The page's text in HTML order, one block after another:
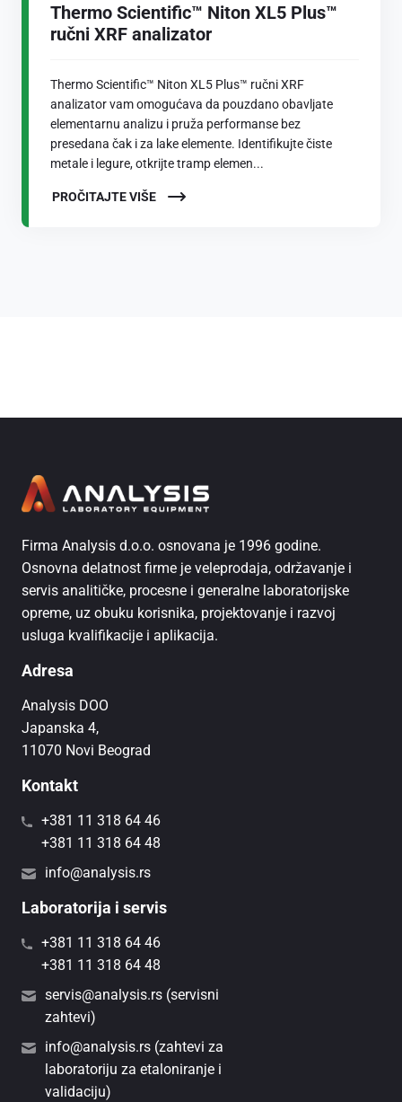
Thermo Scientific™ Niton XL5 Plus™
ručni XRF analizator
Thermo Scientific™ Niton XL5 Plus™ ručni XRF
analizator vam omogućava da pouzdano obavljate
elementarnu analizu i pruža performanse bez
presedana čak i za lake elemente. Identifikujte čiste
metale i legure, otkrijte tramp elemen...
PROČITAJTE VIŠE
Firma Analysis d.o.o. osnovana je 1996 godine.
Osnovna delatnost firme je veleprodaja, održavanje i
servis analitičke, procesne i generalne laboratorijske
opreme, uz obuku korisnika, projektovanje i razvoj
usluga kvalifikacije i aplikacija.
Adresa
Analysis DOO
Japanska 4,
11070 Novi Beograd
Kontakt
+381 11 318 64 46
+381 11 318 64 48
info@analysis.rs
Laboratorija i servis
+381 11 318 64 46
+381 11 318 64 48
servis@analysis.rs (servisni
zahtevi)
info@analysis.rs (zahtevi za
laboratoriju za etaloniranje i
validaciju)